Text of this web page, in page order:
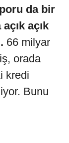
da bir
açık
66 milyar
orada
kredi
Bunu